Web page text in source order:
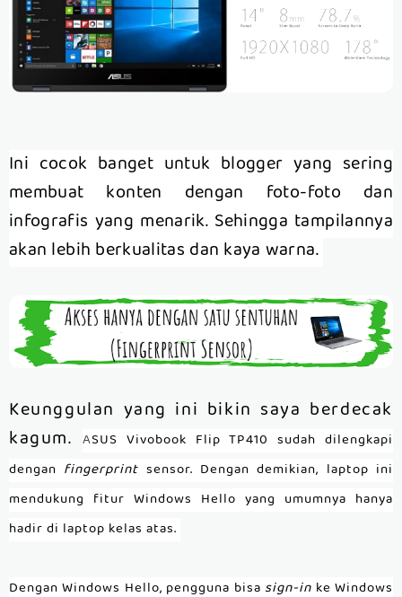
Ini cocok banget untuk blogger yang sering
membuat konten dengan foto-foto dan
infografis yang menarik. Sehingga tampilannya
akan lebih berkualitas dan kaya warna.
Keunggulan yang ini bikin saya berdecak
kagum. ASUS Vivobook Flip TP410 sudah dilengkapi
dengan fingerprint sensor. Dengan demikian, laptop ini
mendukung fitur Windows Hello yang umumnya hanya
hadir di laptop kelas atas.
Dengan Windows Hello, pengguna bisa sign-in ke Windows